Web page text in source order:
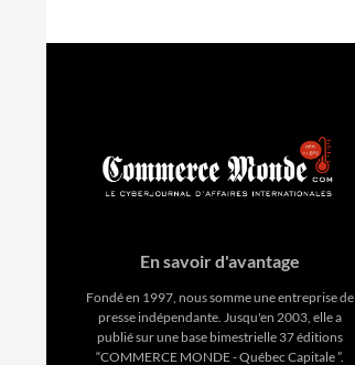
En savoir d'avantage
Fondé en 1997, nous somme une entreprise de
presse indépendante. Jusqu'en 2003, elle a
publié sur une base bimestrielle 37 éditions
“COMMERCE MONDE - Québec Capitale ”.